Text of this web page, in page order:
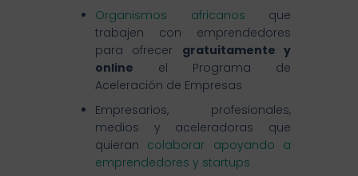
Organismos africanos que
trabajen con emprendedores
para ofrecer gratuitamente y
online el Programa de
Aceleración de Empresas
Empresarios, profesionales,
medios y aceleradoras que
quieran colaborar apoyando a
emprendedores y startups